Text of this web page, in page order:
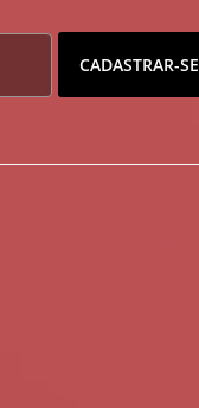
CADASTRAR-SE